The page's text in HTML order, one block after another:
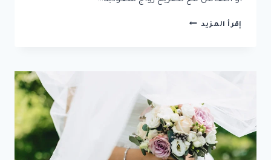
إقرأ المزيد مكتب
تصاريح
الزواج
بسرعة
وكفاءة